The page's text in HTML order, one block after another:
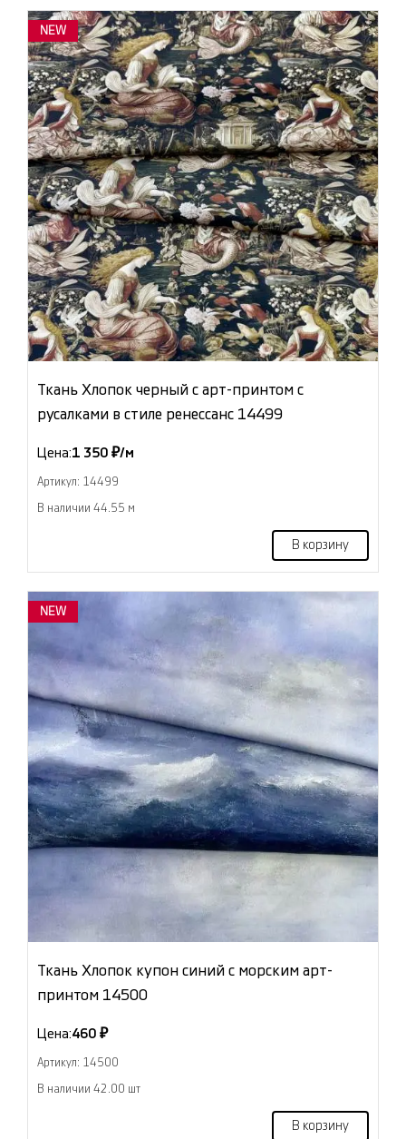
NEW
Ткань Хлопок черный с арт-принтом с
русалками в стиле ренессанс 14499
Цена:1 350 ₽/м
Артикул: 14499
В наличии 44.55 м
В корзину
NEW
Ткань Хлопок купон синий с морским арт-
принтом 14500
Цена:460 ₽
Артикул: 14500
В наличии 42.00 шт
В корзину